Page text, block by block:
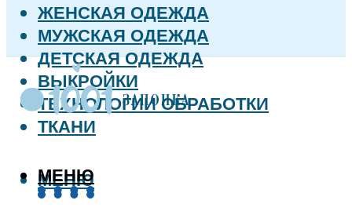
ЖЕНСКАЯ ОДЕЖДА
МУЖСКАЯ ОДЕЖДА
ДЕТСКАЯ ОДЕЖДА
ВЫКРОЙКИ
ТЕХНОЛОГИИ ОБРАБОТКИ
ТКАНИ
МЕНЮ
МЕНЮ